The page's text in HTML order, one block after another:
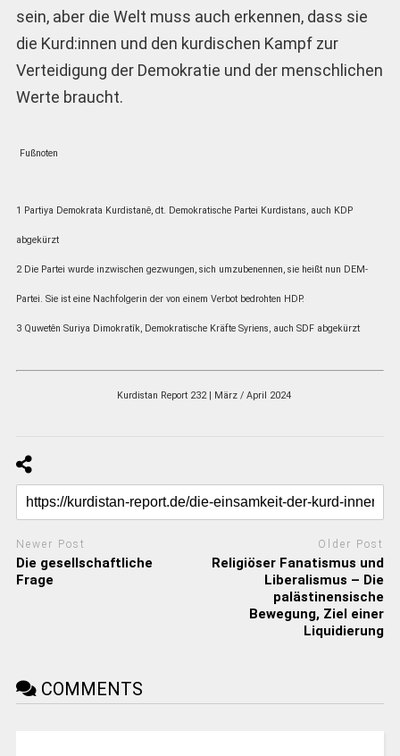
sein, aber die Welt muss auch erkennen, dass sie
die Kurd:innen und den kurdischen Kampf zur
Verteidigung der Demokratie und der menschlichen
Werte braucht.
Fußnoten
1 Partiya Demokrata Kurdistanê, dt. Demokratische Partei Kurdistans, auch KDP
abgekürzt
2 Die Partei wurde inzwischen gezwungen, sich umzubenennen, sie heißt nun DEM-
Partei. Sie ist eine Nachfolgerin der von einem Verbot bedrohten HDP.
3 Quwetên Suriya Dimokratîk, Demokratische Kräfte Syriens, auch SDF abgekürzt
Kurdistan Report 232 | März / April 2024
Newer Post
Die gesellschaftliche
Frage
Older Post
Religiöser Fanatismus und
Liberalismus – Die
palästinensische
Bewegung, Ziel einer
Liquidierung
COMMENTS